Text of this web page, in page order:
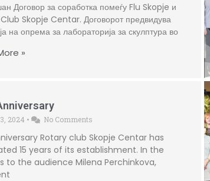
Договор за соработка помеѓу Flu Skopje и
Skopje Centar. Договорот предвидува
на опрема за лабораторија за скулптура во
»
2024 • No Comments
Rotary club Skopje Centar has
15 years of its establishment. In the
to the audience Milena Perchinkova,